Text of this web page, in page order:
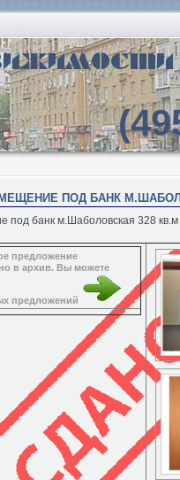
ПОД БАНК
под банк м.Шаболовская 328 кв.м
предложение
в архив. Вы можете
предложений